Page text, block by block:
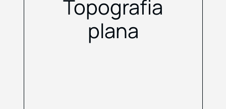
Topografia
plana